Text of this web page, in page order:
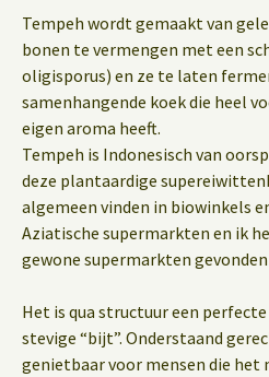
Tempeh wordt gemaakt van
bonen te vermengen met een
oligisporus) en ze te laten
samenhangende koek die heel
eigen aroma heeft.
Tempeh is Indonesisch van
deze plantaardige
algemeen vinden in biowinkels
Aziatische supermarkten en ik
gewone supermarkten
Het is qua structuur een
stevige “bijt”. Onderstaand
genietbaar voor mensen die het